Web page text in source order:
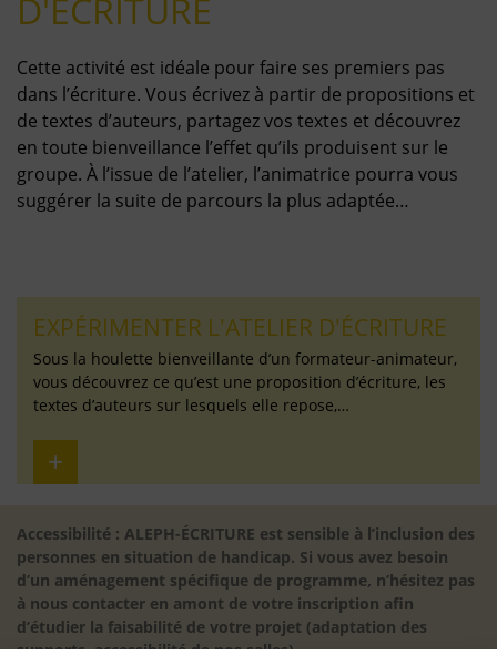
D'ÉCRITURE
Cette activité est idéale pour faire ses premiers pas
dans l’écriture. Vous écrivez à partir de propositions et
de textes d’auteurs, partagez vos textes et découvrez
en toute bienveillance l’effet qu’ils produisent sur le
groupe. À l’issue de l’atelier, l’animatrice pourra vous
suggérer la suite de parcours la plus adaptée…
EXPÉRIMENTER L'ATELIER D'ÉCRITURE
Sous la houlette bienveillante d’un formateur-animateur,
vous découvrez ce qu’est une proposition d’écriture, les
textes d’auteurs sur lesquels elle repose,…
Accessibilité : ALEPH-ÉCRITURE est sensible à l’inclusion des
personnes en situation de handicap. Si vous avez besoin
d’un aménagement spécifique de programme, n’hésitez pas
à nous contacter en amont de votre inscription afin
d’étudier la faisabilité de votre projet (adaptation des
supports, accessibilité de nos salles).